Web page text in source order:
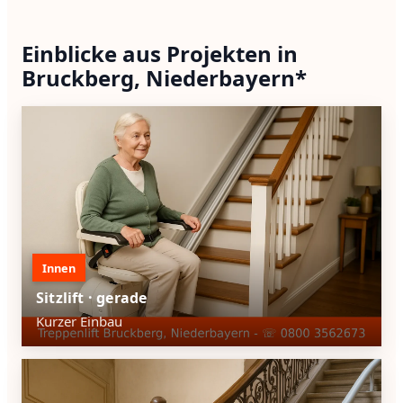
Einblicke aus Projekten in
Bruckberg, Niederbayern*
Innen
Sitzlift · gerade
Kurzer Einbau